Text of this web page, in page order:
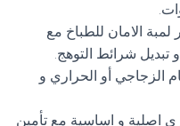
لمبة الامان للطباخ مع
تبديل شرائط التوهج.
الزجاجي أو الحراري و
اصلية و اساسية مع تأمين